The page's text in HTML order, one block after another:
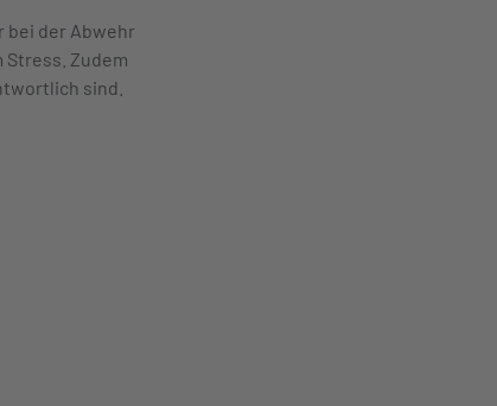
bei der Abwehr
Zudem
sind.